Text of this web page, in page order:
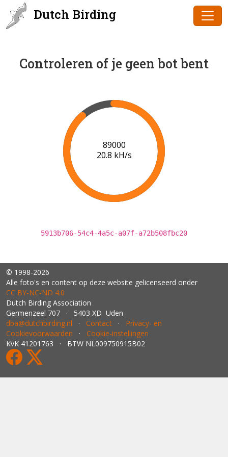
Dutch Birding
Controleren of je geen bot bent
90000
20.9 kH/s
5913b706-54c4-4a5c-a07f-a72b508fbc20
© 1998-2026
Alle foto's en content op deze website gelicenseerd onder
CC BY‑NC‑ND 4.0
Dutch Birding Association
Germenzeel 707 · 5403 XD Uden
dba@dutchbirding.nl · Contact · Privacy- en
Cookievoorwaarden · Cookie-instellingen
KvK 41201763 · BTW NL009750915B02